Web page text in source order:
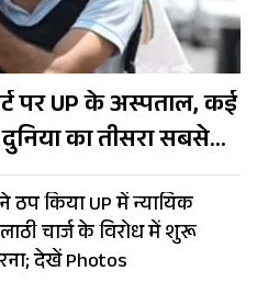
पर UP के अस्पताल, कई
का तीसरा सबसे
ठप किया UP में न्यायिक
चार्ज के विरोध में शुरू
देखें Photos